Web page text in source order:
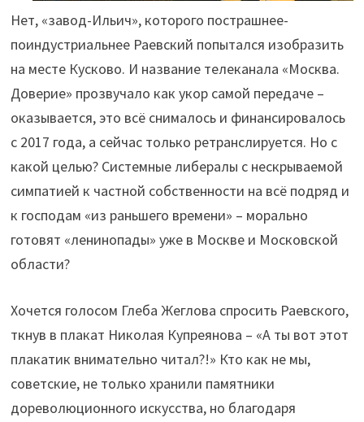
Нет, «завод-Ильич», которого пострашнее-
поиндустриальнее Раевский попытался изобразить
на месте Кусково. И название телеканала «Москва.
Доверие» прозвучало как укор самой передаче –
оказывается, это всё снималось и финансировалось
с 2017 года, а сейчас только ретранслируется. Но с
какой целью? Системные либералы с нескрываемой
симпатией к частной собственности на всё подряд и
к господам «из раньшего времени» – морально
готовят «ленинопады» уже в Москве и Московской
области?
Хочется голосом Глеба Жеглова спросить Раевского,
ткнув в плакат Николая Купреянова – «А ты вот этот
плакатик внимательно читал?!» Кто как не мы,
советские, не только хранили памятники
дореволюционного искусства, но благодаря